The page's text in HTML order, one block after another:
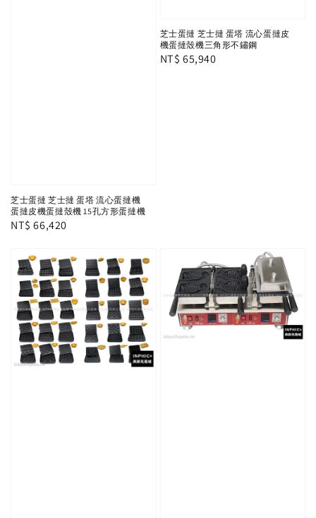
芝士蛋撻 芝士撻 蛋塔 流心蛋撻機
蛋撻皮機蛋撻殼機 15孔方形蛋撻機
Regular
NT$ 66,420
芝士蛋撻 芝士撻 蛋塔 流心蛋撻皮
機蛋撻殼機三角形不鏽鋼
Regular
NT$ 65,940